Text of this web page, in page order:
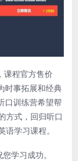
课程官方售价
时事拓展和经典
口训练营希望帮
方式，回归听口
学习课程。
您学习成功。